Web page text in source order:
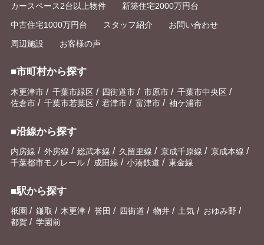
カースペース2台以上物件 新築住宅2000万円台
中古住宅1000万円台 スタッフ紹介 お問い合わせ
周辺施設 お客様の声
■市町村から探す
木更津市 / 千葉市緑区 / 四街道市 / 市原市 / 千葉市中央区 /
佐倉市 / 千葉市若葉区 / 君津市 / 富津市 / 袖ケ浦市
■沿線から探す
内房線 / 外房線 / 総武本線 / 久留里線 / 京成千原線 / 京成本線 /
千葉都市モノレール / 成田線 / 小湊鉄道 / 東金線
■駅から探す
祇園 / 鎌取 / 木更津 / 誉田 / 四街道 / 物井 / 土気 / おゆみ野 /
都賀 / 学園前